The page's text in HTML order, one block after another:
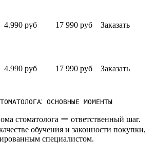
4.990 руб 17 990 руб Заказать
4.990 руб 17 990 руб Заказать
ОСНОВНЫЕ МОМЕНТЫ
стоматолога ー ответственный шаг.​
обучения и законности покупки,
специалистом.